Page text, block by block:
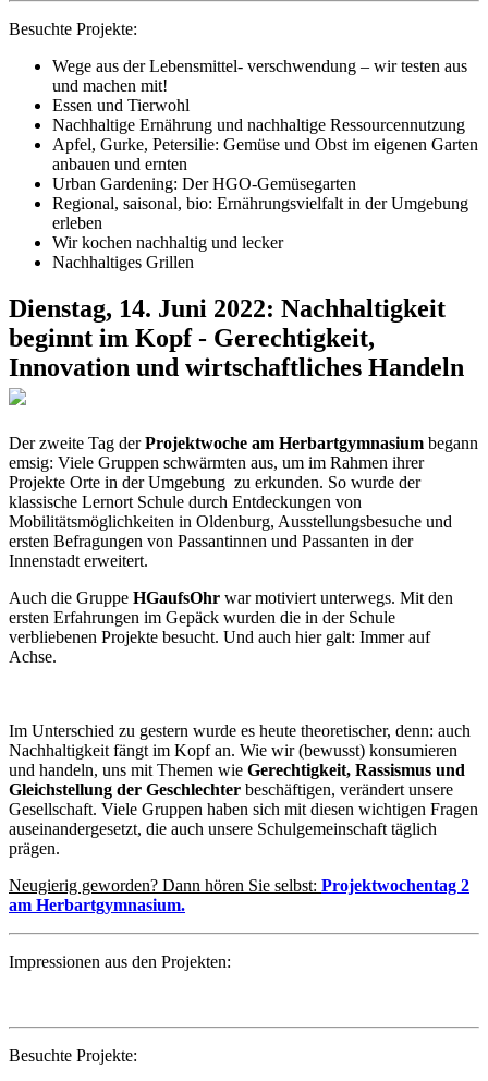
Besuchte Projekte:
Wege aus der Lebensmittel- verschwendung – wir testen aus
und machen mit!
Essen und Tierwohl
Nachhaltige Ernährung und nachhaltige Ressourcennutzung
Apfel, Gurke, Petersilie: Gemüse und Obst im eigenen Garten
anbauen und ernten
Urban Gardening: Der HGO-Gemüsegarten
Regional, saisonal, bio: Ernährungsvielfalt in der Umgebung
erleben
Wir kochen nachhaltig und lecker
Nachhaltiges Grillen
Dienstag, 14. Juni 2022: Nachhaltigkeit
beginnt im Kopf - Gerechtigkeit,
Innovation und wirtschaftliches Handeln
Der zweite Tag derProjektwoche am Herbartgymnasium begann
emsig: Viele Gruppen schwärmten aus, um im Rahmen ihrer
Projekte Orte in der Umgebung zu erkunden. So wurde der
klassische Lernort Schule durch Entdeckungen von
Mobilitätsmöglichkeiten in Oldenburg, Ausstellungsbesuche und
ersten Befragungen von Passantinnen und Passanten in der
Innenstadt erweitert.
Auch die Gruppe HGaufsOhr war motiviert unterwegs. Mit den
ersten Erfahrungen im Gepäck wurden die in der Schule
verbliebenen Projekte besucht. Und auch hier galt: Immer auf
Achse.
Im Unterschied zu gestern wurde es heute theoretischer, denn: auch
Nachhaltigkeit fängt im Kopf an. Wie wir (bewusst) konsumieren
und handeln, uns mit Themen wie Gerechtigkeit, Rassismus und
Gleichstellung der Geschlechter beschäftigen, verändert unsere
Gesellschaft. Viele Gruppen haben sich mit diesen wichtigen Fragen
auseinandergesetzt, die auch unsere Schulgemeinschaft täglich
prägen.
Neugierig geworden? Dann hören Sie selbst: Projektwochentag 2
am Herbartgymnasium.
Impressionen aus den Projekten:
Besuchte Projekte: